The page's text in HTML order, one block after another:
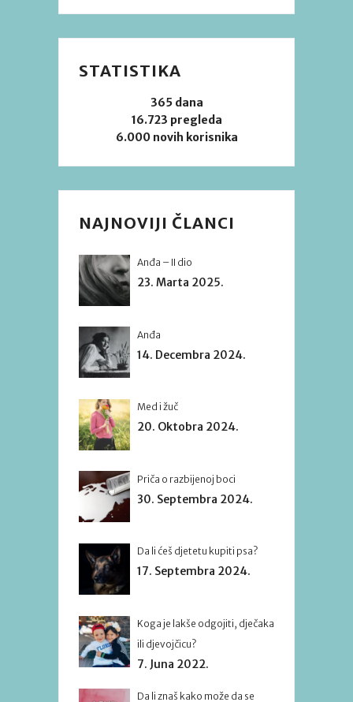
STATISTIKA
365 dana
16.723 pregleda
6.000 novih korisnika
NAJNOVIJI ČLANCI
Anđa – II dio
23. Marta 2025.
Anđa
14. Decembra 2024.
Med i žuč
20. Oktobra 2024.
Priča o razbijenoj boci
30. Septembra 2024.
Da li ćeš djetetu kupiti psa?
17. Septembra 2024.
Koga je lakše odgojiti, dječaka
ili djevojčicu?
7. Juna 2022.
Da li znaš kako može da se